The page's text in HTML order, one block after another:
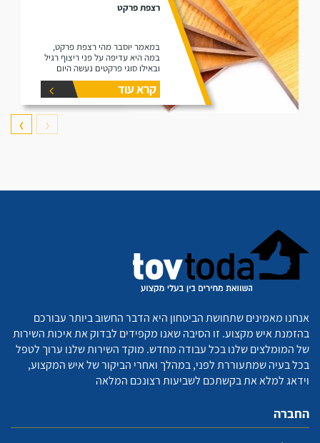
רצפת פרקט
במאמר יוסבר מהי רצפת פרקט,
במה היא עדיפה על פני ריצוף רגיל
ובאילו סוגי פרקטים נעשה היום
שימוש בשוק (למינציה ועץ גושני).
קרא עוד
❮
❯
אנחנו מאמינים שתחושת הביטחון היא הדבר החשוב ביותר עבורכם
בהזמנת איש מקצוע. זו הסיבה שאנו מקפידים לבדוק את איכות השירות
של המומלצים שלנו בכל עבודה מחדש. מוקד השירות שלנו ערוך לטפל
בכל בעיה שמתעוררת לפני, במהלך ואחרי הביקור של איש המקצוע,
וידאג למלא את בקשתכם לשביעות רצונכם המלאה
החברה